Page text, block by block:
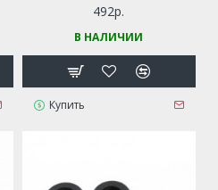
MS390
492р.
В НАЛИЧИИ
Купить